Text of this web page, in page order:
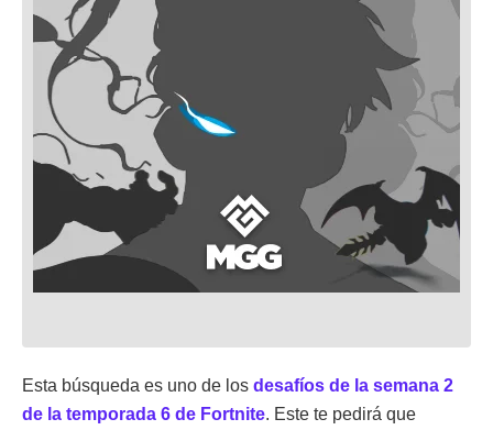
Esta búsqueda es uno de los desafíos de la semana 2
de la temporada 6 de Fortnite. Este te pedirá que